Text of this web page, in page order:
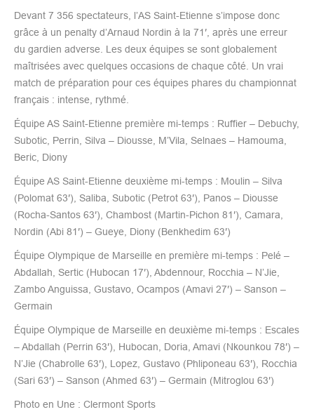
Devant 7 356 spectateurs, l’AS Saint-Etienne s’impose donc
grâce à un penalty d’Arnaud Nordin à la 71′, après une erreur
du gardien adverse. Les deux équipes se sont globalement
maîtrisées avec quelques occasions de chaque côté. Un vrai
match de préparation pour ces équipes phares du championnat
français : intense, rythmé.
Équipe AS Saint-Etienne première mi-temps : Ruffier – Debuchy,
Subotic, Perrin, Silva – Diousse, M’Vila, Selnaes – Hamouma,
Beric, Diony
Équipe AS Saint-Etienne deuxième mi-temps : Moulin – Silva
(Polomat 63′), Saliba, Subotic (Petrot 63′), Panos – Diousse
(Rocha-Santos 63′), Chambost (Martin-Pichon 81′), Camara,
Nordin (Abi 81′) – Gueye, Diony (Benkhedim 63′)
Équipe Olympique de Marseille en première mi-temps : Pelé –
Abdallah, Sertic (Hubocan 17′), Abdennour, Rocchia – N’Jie,
Zambo Anguissa, Gustavo, Ocampos (Amavi 27′) – Sanson –
Germain
Équipe Olympique de Marseille en deuxième mi-temps : Escales
– Abdallah (Perrin 63′), Hubocan, Doria, Amavi (Nkounkou 78′) –
N’Jie (Chabrolle 63′), Lopez, Gustavo (Phliponeau 63′), Rocchia
(Sari 63′) – Sanson (Ahmed 63′) – Germain (Mitroglou 63′)
Photo en Une : Clermont Sports